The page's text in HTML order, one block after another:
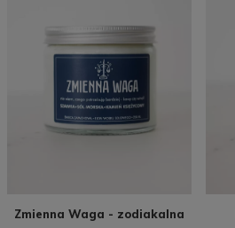
Zmienna Waga - zodiakalna